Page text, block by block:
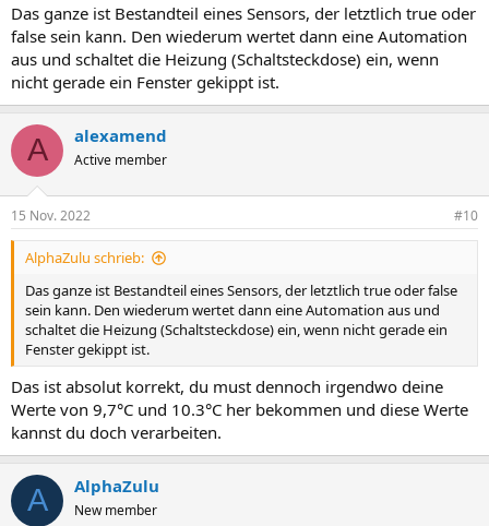
Das ganze ist Bestandteil eines Sensors, der letztlich true oder
false sein kann. Den wiederum wertet dann eine Automation
aus und schaltet die Heizung (Schaltsteckdose) ein, wenn
nicht gerade ein Fenster gekippt ist.
A alexamend
Active member
15 Nov. 2022 #10
AlphaZulu schrieb:
Das ganze ist Bestandteil eines Sensors, der letztlich true oder false
sein kann. Den wiederum wertet dann eine Automation aus und
schaltet die Heizung (Schaltsteckdose) ein, wenn nicht gerade ein
Fenster gekippt ist.
Das ist absolut korrekt, du must dennoch irgendwo deine
Werte von 9,7°C und 10.3°C her bekommen und diese Werte
kannst du doch verarbeiten.
A AlphaZulu
New member